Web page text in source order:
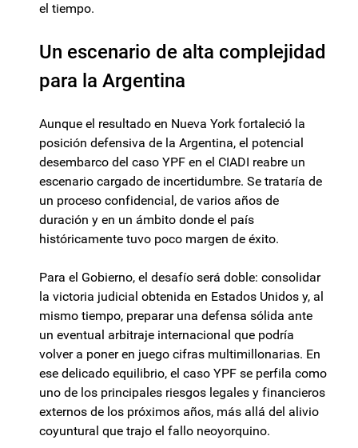
el tiempo.
Un escenario de alta complejidad
para la Argentina
Aunque el resultado en Nueva York fortaleció la
posición defensiva de la Argentina, el potencial
desembarco del caso YPF en el CIADI reabre un
escenario cargado de incertidumbre. Se trataría de
un proceso confidencial, de varios años de
duración y en un ámbito donde el país
históricamente tuvo poco margen de éxito.
Para el Gobierno, el desafío será doble: consolidar
la victoria judicial obtenida en Estados Unidos y, al
mismo tiempo, preparar una defensa sólida ante
un eventual arbitraje internacional que podría
volver a poner en juego cifras multimillonarias. En
ese delicado equilibrio, el caso YPF se perfila como
uno de los principales riesgos legales y financieros
externos de los próximos años, más allá del alivio
coyuntural que trajo el fallo neoyorquino.